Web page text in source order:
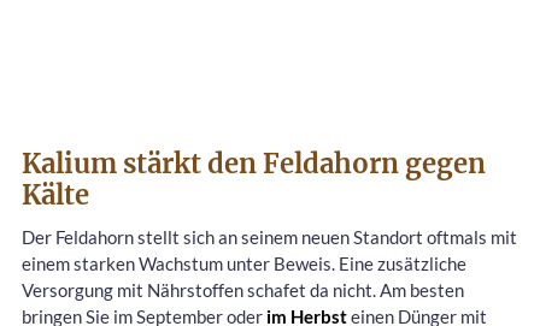
Kalium stärkt den Feldahorn gegen
Kälte
Der Feldahorn stellt sich an seinem neuen Standort oftmals mit
einem starken Wachstum unter Beweis. Eine zusätzliche
Versorgung mit Nährstoffen schafet da nicht. Am besten
bringen Sie im September oder im Herbsteinen Dünger mit